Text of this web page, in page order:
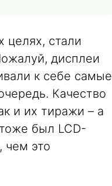
целях, стали
дисплеи
к себе самые
Качество
и их тиражи – а
был LCD-
чем это